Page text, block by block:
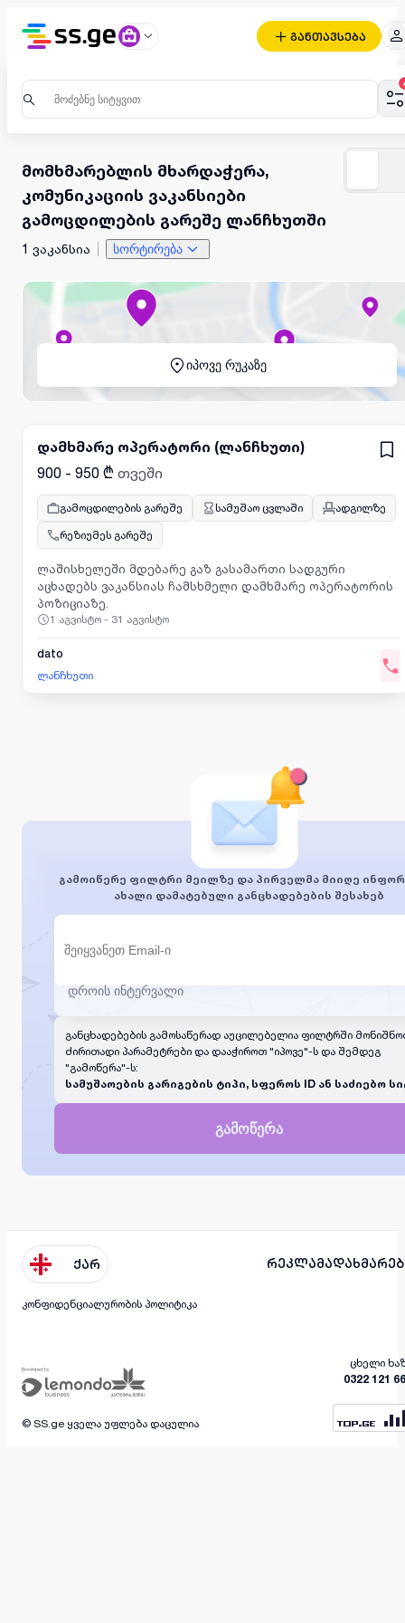
განთავსება
მომხმარებლის მხარდაჭერა,
კომუნიკაციის ვაკანსიები
გამოცდილების გარეშე ლანჩხუთში
1 ვაკანსია სორტირება
იპოვე რუკაზე
დამხმარე ოპერატორი (ლანჩხუთი)
900 - 950 ₾ თვეში
გამოცდილების გარეშე სამუშაო ცვლაში
ადგილზე
რეზიუმეს გარეშე
ლაშისხელეში მდებარე გაზ გასამართი სადგური
აცხადებს ვაკანსიას ჩამსხმელი დამხმარე ოპერატორის
პოზიციაზე.
1 აგვისტო - 31 აგვისტო
dato
ლანჩხუთი
გამოიწერე ფილტრი მეილზე და პირველმა მიიღე
ახალი დამატებული განცხადებების შესახებ
განცხადებების გამოსაწერად აუცილებელია ფილტრში
ძირითადი პარამეტრები და დააჭიროთ "იპოვე"-ს და შემდეგ
"გამოწერა"-ს:
სამუშაოების გარიგების ტიპი, სფეროს ID ან საძიებო
გამოწერა
ქარ რეკლამა
კონფიდენციალურობის პოლიტიკა
ცხელი
0322 121
© SS.ge ყველა უფლება დაცულია